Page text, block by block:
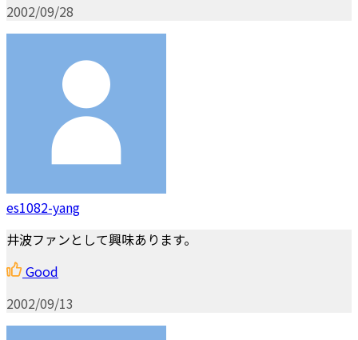
2002/09/28
es1082-yang
井波ファンとして興味あります。
Good
2002/09/13